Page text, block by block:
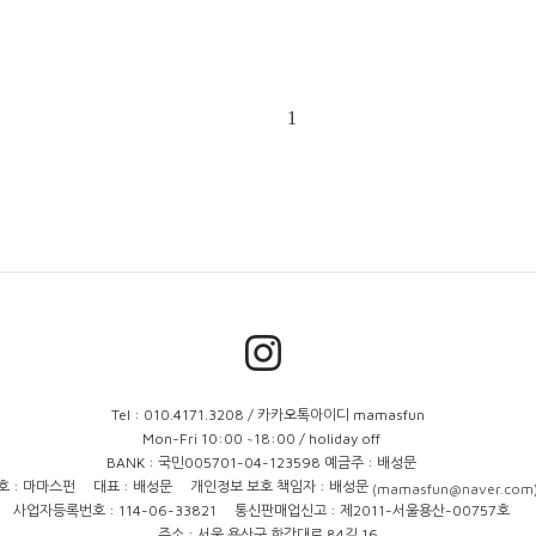
1
Tel : 010.4171.3208 / 카카오톡아이디 mamasfun
Mon-Fri 10:00 ~18:00 / holiday off
BANK : 국민005701-04-123598 예금주 : 배성문
: 마마스펀
대표 : 배성문 개인정보 보호 책임자 : 배성문
사업자등록번호 : 114-06-33821
통신판매업신고 : 제2011-서울용산-00757호